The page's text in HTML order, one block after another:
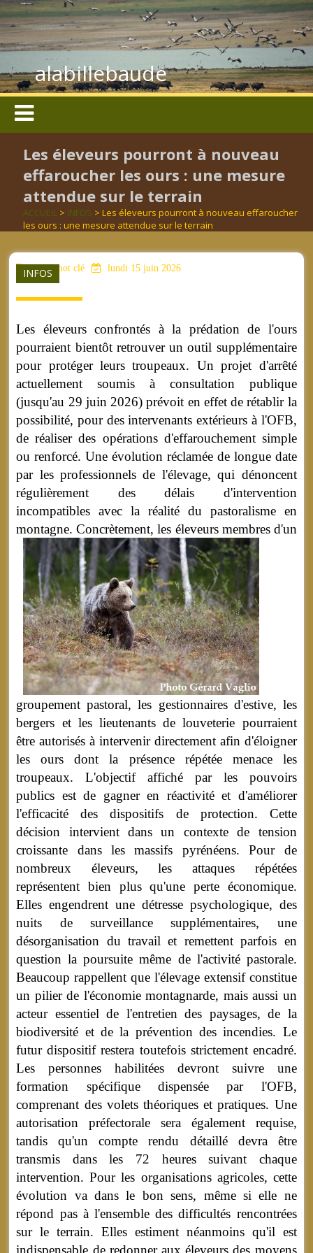
alabillebaude
Les éleveurs pourront à nouveau
effaroucher les ours : une mesure
attendue sur le terrain
ACCUEIL > INFOS > Les éleveurs pourront à nouveau effaroucher
les ours : une mesure attendue sur le terrain
INFOS
aucun mot clé lundi 15 juin 2026
Les éleveurs confrontés à la prédation de l'ours
pourraient bientôt retrouver un outil supplémentaire
pour protéger leurs troupeaux. Un projet d'arrêté
actuellement soumis à consultation publique
(jusqu'au 29 juin 2026) prévoit en effet de rétablir la
possibilité, pour des intervenants extérieurs à l'OFB,
de réaliser des opérations d'effarouchement simple
ou renforcé. Une évolution réclamée de longue date
par les professionnels de l'élevage, qui dénoncent
régulièrement des délais d'intervention
incompatibles avec la réalité du pastoralisme en
montagne.Concrètement, les éleveurs membres d'un
groupement pastoral, les gestionnaires d'estive, les
bergers et les lieutenants de louveterie pourraient
être autorisés à intervenir directement afin d'éloigner
les ours dont la présence répétée menace les
troupeaux. L'objectif affiché par les pouvoirs
publics est de gagner en réactivité et d'améliorer
l'efficacité des dispositifs de protection. Cette
décision intervient dans un contexte de tension
croissante dans les massifs pyrénéens. Pour de
nombreux éleveurs, les attaques répétées
représentent bien plus qu'une perte économique.
Elles engendrent une détresse psychologique, des
nuits de surveillance supplémentaires, une
désorganisation du travail et remettent parfois en
question la poursuite même de l'activité pastorale.
Beaucoup rappellent que l'élevage extensif constitue
un pilier de l'économie montagnarde, mais aussi un
acteur essentiel de l'entretien des paysages, de la
biodiversité et de la prévention des incendies. Le
futur dispositif restera toutefois strictement encadré.
Les personnes habilitées devront suivre une
formation spécifique dispensée par l'OFB,
comprenant des volets théoriques et pratiques. Une
autorisation préfectorale sera également requise,
tandis qu'un compte rendu détaillé devra être
transmis dans les 72 heures suivant chaque
intervention. Pour les organisations agricoles, cette
évolution va dans le bon sens, même si elle ne
répond pas à l'ensemble des difficultés rencontrées
sur le terrain. Elles estiment néanmoins qu'il est